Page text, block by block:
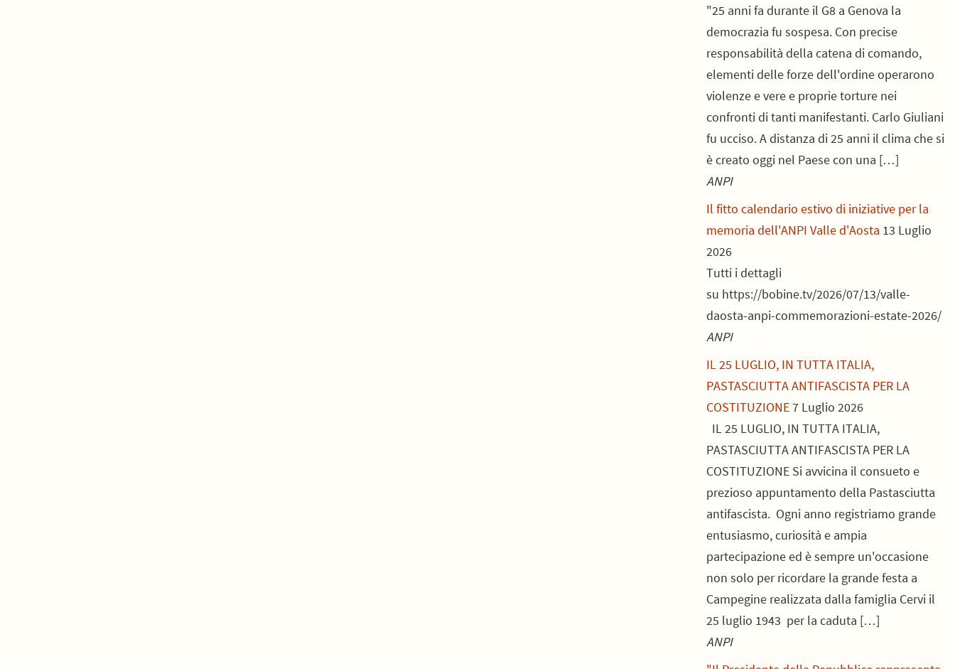
"25 anni fa durante il G8 a Genova la
democrazia fu sospesa. Con precise
responsabilità della catena di comando,
elementi delle forze dell'ordine operarono
violenze e vere e proprie torture nei
confronti di tanti manifestanti. Carlo Giuliani
fu ucciso. A distanza di 25 anni il clima che si
è creato oggi nel Paese con una […]
ANPI
Il fitto calendario estivo di iniziative per la
memoria dell'ANPI Valle d'Aosta 13 Luglio
2026
Tutti i dettagli
su https://bobine.tv/2026/07/13/valle-
daosta-anpi-commemorazioni-estate-2026/
ANPI
IL 25 LUGLIO, IN TUTTA ITALIA,
PASTASCIUTTA ANTIFASCISTA PER LA
COSTITUZIONE7 Luglio 2026
IL 25 LUGLIO, IN TUTTA ITALIA,
PASTASCIUTTA ANTIFASCISTA PER LA
COSTITUZIONE Si avvicina il consueto e
prezioso appuntamento della Pastasciutta
antifascista. Ogni anno registriamo grande
entusiasmo, curiosità e ampia
partecipazione ed è sempre un'occasione
non solo per ricordare la grande festa a
Campegine realizzata dalla famiglia Cervi il
25 luglio 1943 per la caduta […]
ANPI